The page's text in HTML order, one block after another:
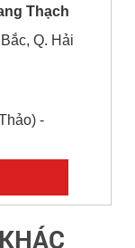
Thạch
Q. Hải
-